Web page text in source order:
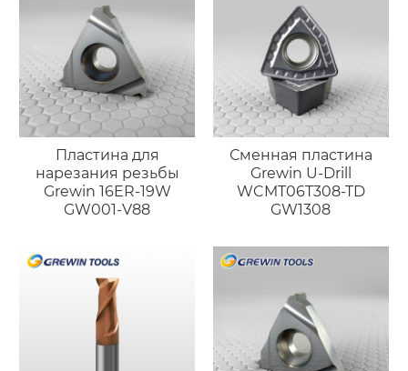
Пластина для
нарезания резьбы
Grewin 16ER-19W
GW001-V88
Сменная пластина
Grewin U-Drill
WCMT06T308-TD
GW1308